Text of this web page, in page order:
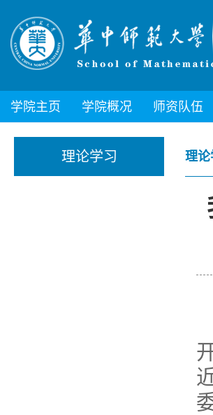
学院主页 学院概况 师资队伍
理论学习 理论